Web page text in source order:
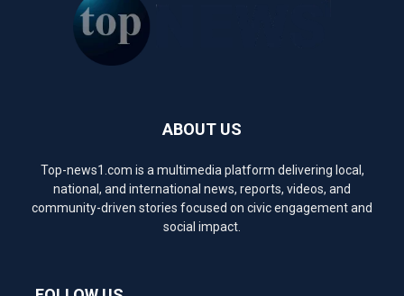
ABOUT US
Top-news1.com is a multimedia platform delivering local,
national, and international news, reports, videos, and
community-driven stories focused on civic engagement and
social impact.